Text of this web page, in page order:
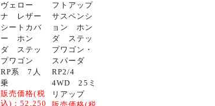
ヴェロー
ナ レザー
シートカバ
ー ホン
ダ ステッ
プワゴン
RP系 7人
乗
販売価格(税
込)：52,250
フトアップ
サスペンシ
ョン ホン
ダ ステッ
プワゴン・
スパーダ
RP2/4
4WD 25ミ
リアップ